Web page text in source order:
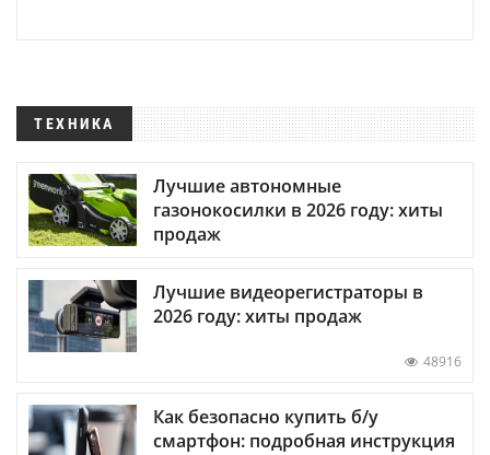
ТЕХНИКА
Лучшие автономные
газонокосилки в 2026 году: хиты
продаж
Лучшие видеорегистраторы в
2026 году: хиты продаж
48916
Как безопасно купить б/у
смартфон: подробная инструкция